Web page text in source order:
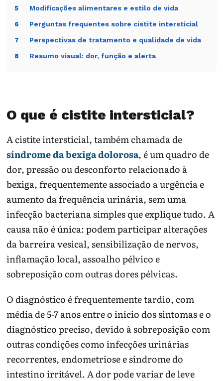
5 Modificações alimentares e estilo de vida
6 Perguntas frequentes sobre cistite intersticial
7 Perspectivas de tratamento e qualidade de vida
8 Resumo visual: dor, função e alerta
O que é cistite intersticial?
A cistite intersticial, também chamada de
síndrome da bexiga dolorosa, é um quadro de
dor, pressão ou desconforto relacionado à
bexiga, frequentemente associado a urgência e
aumento da frequência urinária, sem uma
infecção bacteriana simples que explique tudo. A
causa não é única: podem participar alterações
da barreira vesical, sensibilização de nervos,
inflamação local, assoalho pélvico e
sobreposição com outras dores pélvicas.
O diagnóstico é frequentemente tardio, com
média de 5-7 anos entre o início dos sintomas e o
diagnóstico preciso, devido à sobreposição com
outras condições como infecções urinárias
recorrentes, endometriose e síndrome do
intestino irritável. A dor pode variar de leve